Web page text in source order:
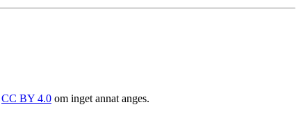
CC BY 4.0 om inget annat anges.